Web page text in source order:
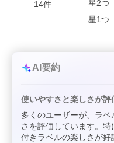
14件
星2つ
星1つ
AI要約
使いやすさと楽しさが評
多くのユーザーが、ラ
さを評価しています。
付きラベルの楽しさが好